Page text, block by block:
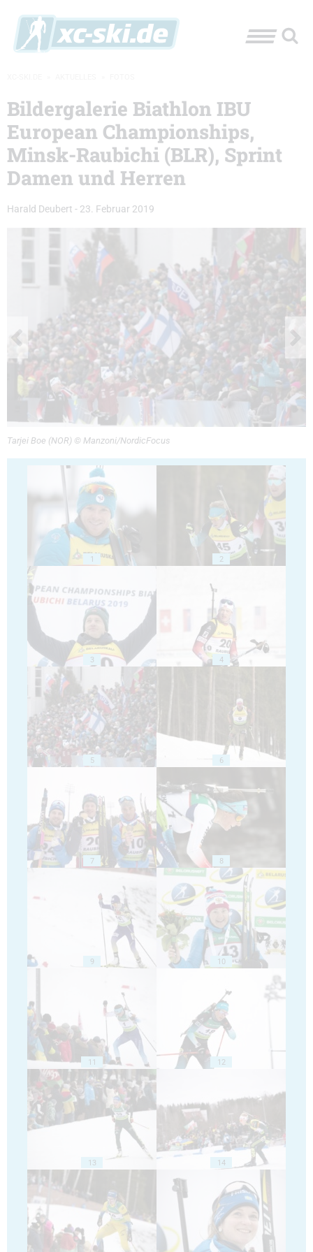
Bildergalerie Biathlon IBU
European Championships,
Minsk-Raubichi (BLR), Sprint
Damen und Herren
Harald Deubert - 23. Februar 2019
Tarjei Boe (NOR) © Manzoni/NordicFocus
1 2
3 4
5 6
7 8
9 10
11 12
13 14